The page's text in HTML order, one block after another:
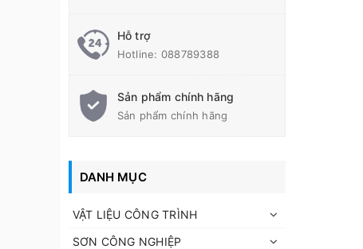
Hỗ trợ
Hotline: 088789388
Sản phẩm chính hãng
Sản phẩm chính hãng
DANH MỤC
VẬT LIỆU CÔNG TRÌNH
SƠN CÔNG NGHIỆP